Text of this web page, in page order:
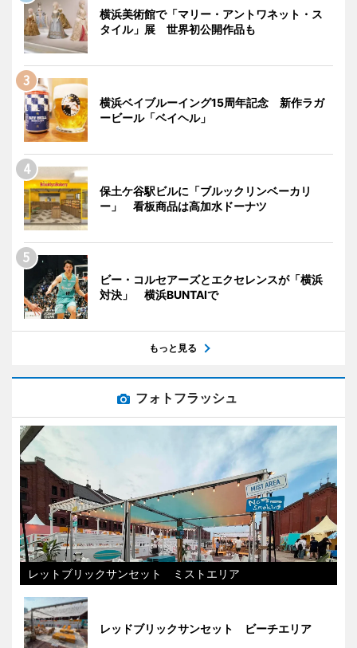
横浜美術館で「マリー・アントワネット・ス
タイル」展 世界初公開作品も
横浜ベイブルーイング15周年記念 新作ラガ
ービール「ベイヘル」
保土ケ谷駅ビルに「ブルックリンベーカリ
ー」 看板商品は高加水ドーナツ
ビー・コルセアーズとエクセレンスが「横浜
対決」 横浜BUNTAIで
もっと見る
フォトフラッシュ
レットブリックサンセット ミストエリア
レッドブリックサンセット ビーチエリア